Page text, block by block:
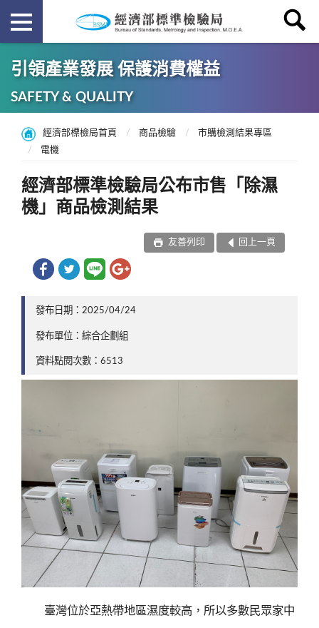
引領產業發展 保護消費權益
SAFETY & QUALITY
經濟部標檢局首頁 商品檢驗
市購檢測結果專區
電機
經濟部標準檢驗局公布市售「除濕
機」商品檢測結果
回上一頁
友善列印
發布日期：2025/04/24
發布單位：綜合企劃組
資料點閱次數：6513
臺灣位於亞熱帶地區濕度較高，所以多數民眾家中